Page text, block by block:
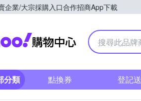
企業/大宗採購入口合作招商App下載
Yahoo購物中心
分類 點換券 登記送